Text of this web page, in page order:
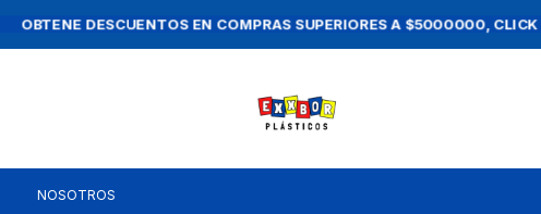
HASTA 3 CUOTAS SIN INTERÉS · 10% OFF EN EFECTIVO O
NOSOTROS